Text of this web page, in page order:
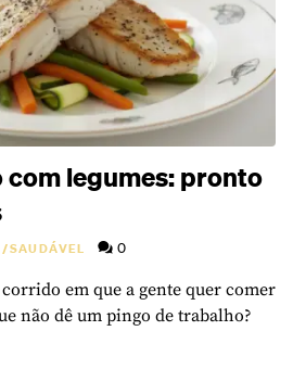
com legumes: pronto
/SAUDÁVEL 0
em que a gente quer comer
não dê um pingo de trabalho?